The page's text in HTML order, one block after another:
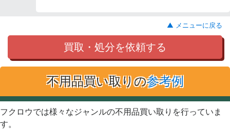
▲ メニューに戻る
買取・処分を依頼する
不用品買い取りの参考例
フクロウでは様々なジャンルの不用品買い取りを行っていま
す。